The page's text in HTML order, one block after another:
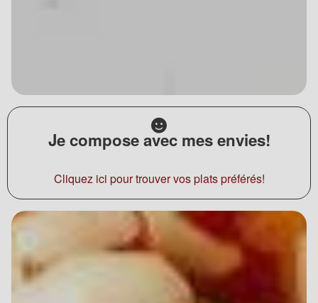
Je compose avec mes envies!
Cliquez ici pour trouver vos plats préférés!